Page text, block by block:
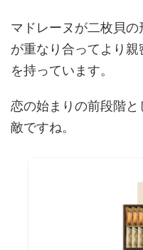
マドレーヌが二枚貝
が重なり合ってより
を持っています。
恋の始まりの前段階
敵ですね。